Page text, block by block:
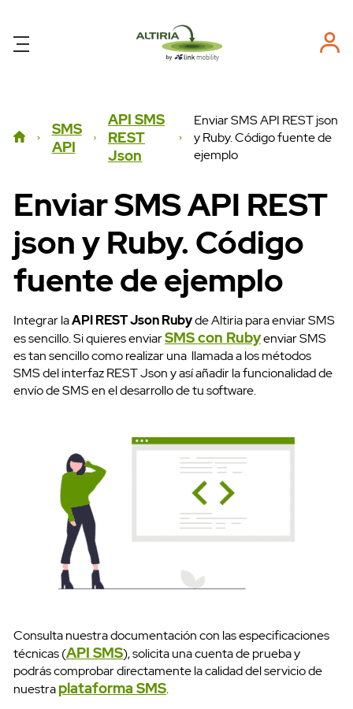
SMS
API
API SMS
REST
Json
Enviar SMS API REST json
y Ruby. Código fuente de
ejemplo
Enviar SMS API REST
json y Ruby. Código
fuente de ejemplo
Integrar laAPI REST Json Rubyde Altiria para enviar SMS
es sencillo. Si quieres enviarSMS con Rubyenviar SMS
es tan sencillo como realizar una llamada a los métodos
SMS del interfaz REST Json y así añadir la funcionalidad de
envío de SMS en el desarrollo de tu software.
Consulta nuestra documentación con las especificaciones
técnicas (API SMS), solicita una cuenta de prueba y
podrás comprobar directamente la calidad del servicio de
nuestraplataforma SMS.